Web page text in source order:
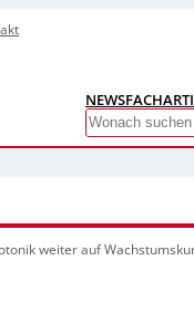
NEWS
Search
weiter auf